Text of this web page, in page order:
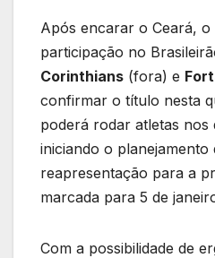
Após encarar o Ceará,
participação no
Corinthians (fora) e
confirmar o título nesta
poderá rodar atletas nos
iniciando o planejamento
reapresentação para a
marcada para 5 de
Com a possibilidade de